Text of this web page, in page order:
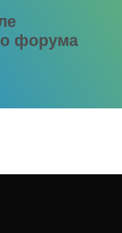
форума